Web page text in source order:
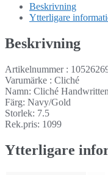
Beskrivning
Ytterligare
Beskrivning
Artikelnummer :
Varumärke : Cliché
Namn: Cliché
Färg: Navy/Gold
Storlek: 7.5
Rek.pris: 1099
Ytterligare